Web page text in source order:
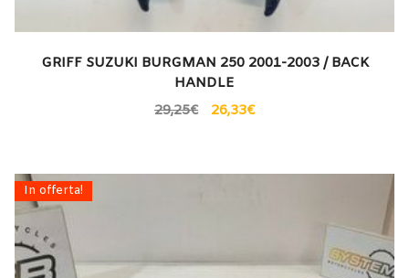
GRIFF SUZUKI BURGMAN 250 2001-2003 / BACK
HANDLE
29,25€ 26,33€
In offerta!